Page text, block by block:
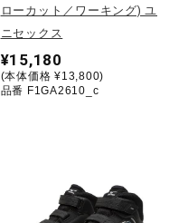
ローカット／ワーキング) ユ
ニセックス
¥15,180
(本体価格 ¥13,800)
品番 F1GA2610_c